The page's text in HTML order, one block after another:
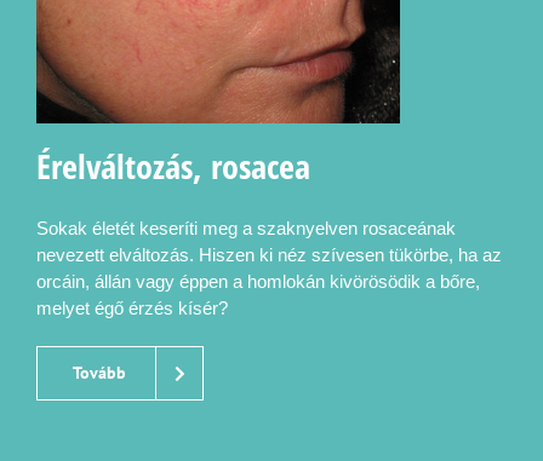
Érelváltozás, rosacea
Sokak életét keseríti meg a szaknyelven rosaceának
nevezett elváltozás. Hiszen ki néz szívesen tükörbe, ha az
orcáin, állán vagy éppen a homlokán kivörösödik a bőre,
melyet égő érzés kísér?
Tovább